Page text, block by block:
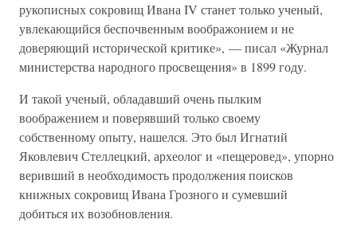
рукописных сокровищ Ивана IV станет только ученый,
увлекающийся беспочвенным воображонием и не
доверяющий исторической критике», — писал «Журнал
министерства народного просвещения» в 1899 году.
И такой ученый, обладавший очень пылким
воображением и поверявший только своему
собственному опыту, нашелся. Это был Игнатий
Яковлевич Стеллецкий, археолог и «пещеровед», упорно
веривший в необходимость продолжения поисков
книжных сокровищ Ивана Грозного и сумевший
добиться их возобновления.